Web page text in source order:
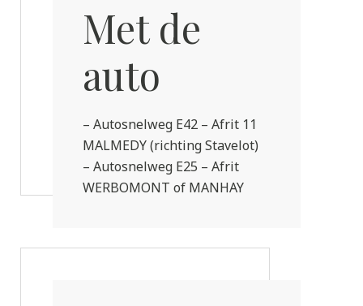
Met de
auto
– Autosnelweg E42 – Afrit 11
MALMEDY (richting Stavelot)
– Autosnelweg E25 – Afrit
WERBOMONT of MANHAY